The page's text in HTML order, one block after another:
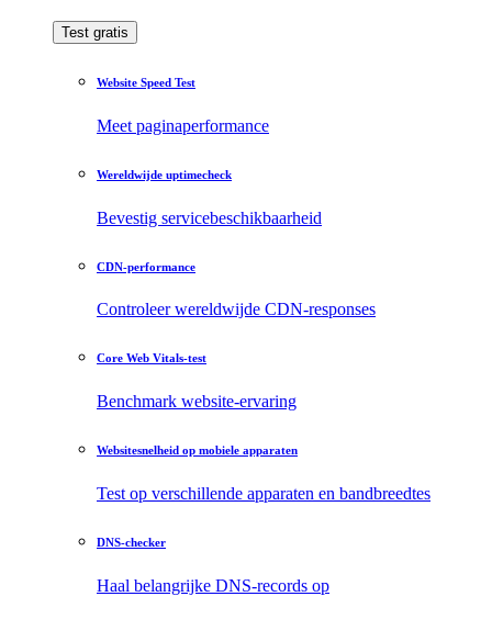
Test gratis
Website Speed Test
Meet paginaperformance
Wereldwijde uptimecheck
Bevestig servicebeschikbaarheid
CDN-performance
Controleer wereldwijde CDN-responses
Core Web Vitals-test
Benchmark website-ervaring
Websitesnelheid op mobiele apparaten
Test op verschillende apparaten en bandbreedtes
DNS-checker
Haal belangrijke DNS-records op